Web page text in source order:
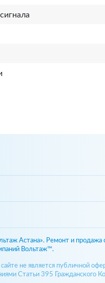
Астана». Ремонт и продажа
Вольтаж™.
не является публичной
Статьи 395 Гражданского